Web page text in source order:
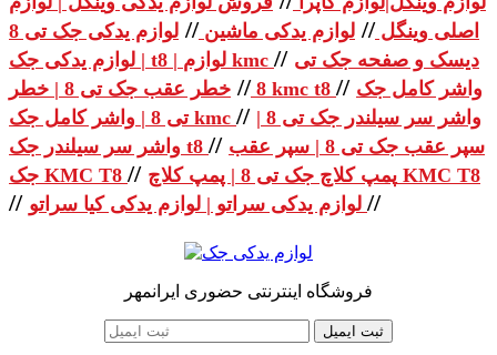
اصلی وینگل // لوازم یدکی ماشین //
لوازم یدکی جک تی 8
| لوازم یدکی جک t8 | لوازم kmc // دیسک و صفحه جک تی
8
// خطر عقب جک تی 8 | خطر kmc t8 // واشر کامل جک
تی 8 | واشر کامل جک kmc // واشر سر سیلندر جک تی 8 |
واشر سر سیلندر جک t8 // سپر عقب جک تی 8 | سپر عقب
جک KMC T8 // پمپ کلاچ جک تی 8 | پمپ کلاچ KMC T8
// //
فروشگاه اینترنتی حضوری ایرانمهر
ثبت ایمیل